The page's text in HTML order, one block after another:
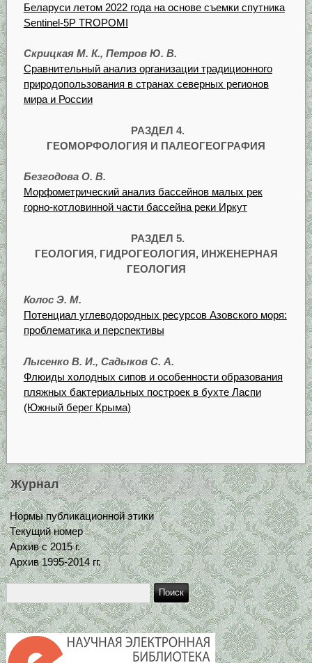
Беларуси летом 2022 года на основе съемки спутника
Sentinel-5P TROPOMI
Скрицкая М. К., Петров Ю. В.
Сравнительный анализ организации традиционного
природопользования в странах северных регионов
мира и России
РАЗДЕЛ 4.
ГЕОМОРФОЛОГИЯ И ПАЛЕОГЕОГРАФИЯ
Безгодова О. В.
Морфометрический анализ бассейнов малых рек
горно-котловинной части бассейна реки Иркут
РАЗДЕЛ 5.
ГЕОЛОГИЯ, ГИДРОГЕОЛОГИЯ, ИНЖЕНЕРНАЯ
ГЕОЛОГИЯ
Колос Э. М.
Потенциал углеводородных ресурсов Азовского моря:
проблематика и перспективы
Лысенко В. И., Садыков С. А.
Флюиды холодных сипов и особенности образования
пляжных бактериальных построек в бухте Ласпи
(Южный берег Крыма)
Журнал
Нормы публикационной этики
Текущий номер
Архив с 2015 г.
Архив 1995-2014 гг.